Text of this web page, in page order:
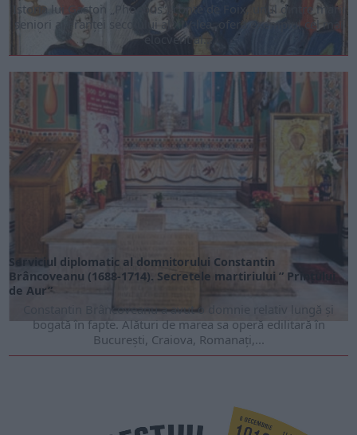
Istoria lui Gaston „Phoebus”, conte de Foix, unul dintre marii
seniori ai Franței secolului al XIV-lea, oferă exemplul cel mai
elocvent al...
Serviciul diplomatic al domnitorului Constantin
Brâncoveanu (1688-1714). Secretele martiriului ” Prințului
de Aur”
Constantin Brâncoveanu a avut o domnie relativ lungă și
bogată în fapte. Alături de marea sa operă edilitară în
București, Craiova, Romanați,...